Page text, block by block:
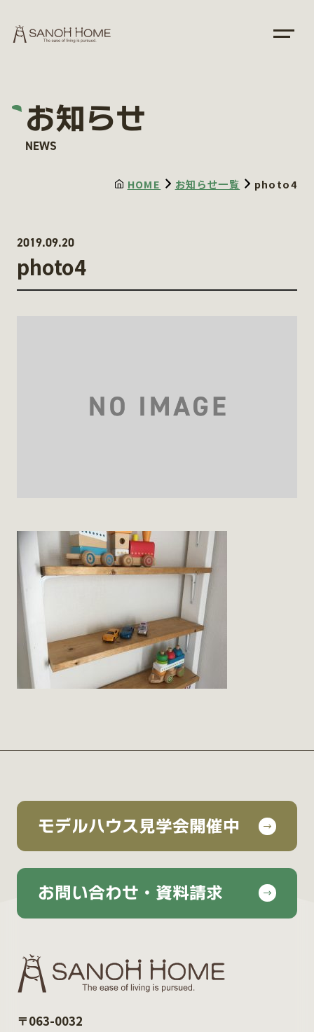
お知らせ
NEWS
HOME お知らせ一覧 photo4
2019.09.20
photo4
モデルハウス見学会開催中
お問い合わせ・資料請求
〒063-0032